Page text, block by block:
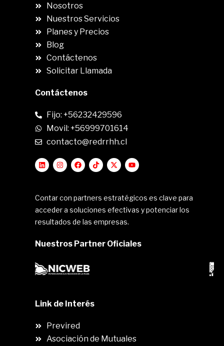
Nosotros
Nuestros Servicios
Planes y Precios
Blog
Contáctenos
Solicitar Llamada
Contáctenos
Fijo: +56232429596
Movil: +56999701614
contacto@redrrhh.cl
Contar con partners estratégicos es clave para
acceder a soluciones efectivas y potenciar los
resultados de las empresas.
Nuestros Partner Oficiales
Link de Interés
Previred
Asociación de Mutuales